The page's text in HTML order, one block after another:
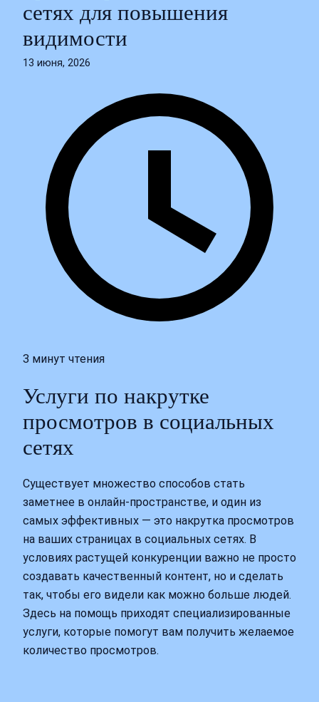
сетях для повышения
видимости
13 июня, 2026
3 минут чтения
Услуги по накрутке
просмотров в социальных
сетях
Существует множество способов стать
заметнее в онлайн-пространстве, и один из
самых эффективных — это накрутка просмотров
на ваших страницах в социальных сетях. В
условиях растущей конкуренции важно не просто
создавать качественный контент, но и сделать
так, чтобы его видели как можно больше людей.
Здесь на помощь приходят специализированные
услуги, которые помогут вам получить желаемое
количество просмотров.